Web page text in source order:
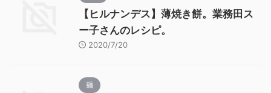
【ヒルナンデス】薄焼き餅。業務田ス
ー子さんのレシピ。
2020/7/20
麺